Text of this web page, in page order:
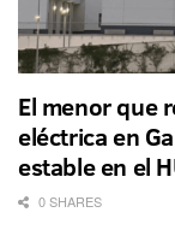
El menor que
eléctrica en
estable en el
0 SHARES